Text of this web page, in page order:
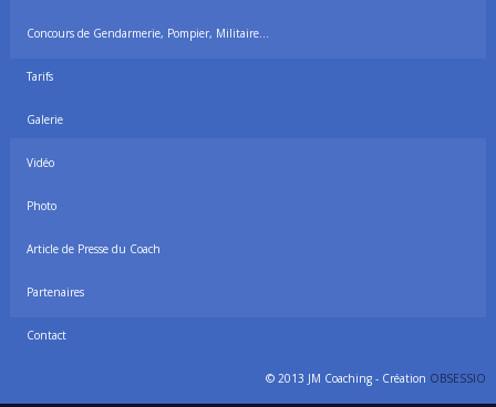
Concours de Gendarmerie, Pompier, Militaire…
Tarifs
Galerie
Vidéo
Photo
Article de Presse du Coach
Partenaires
Contact
© 2013 JM Coaching - Création OBSESSIO